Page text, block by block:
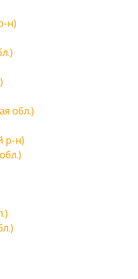
н)
обл.)
р-н)